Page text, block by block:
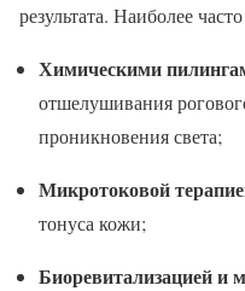
результата. Наиболее
Химическими
отшелушивания
проникновения света;
Микротоковой
тонуса кожи;
Биоревитализацией и